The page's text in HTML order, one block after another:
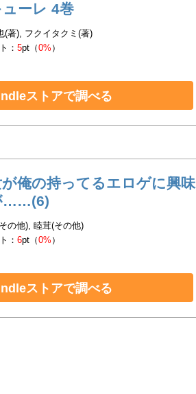
ーレ 4巻
(著), フクイタクミ(著)
：5pt（0% ）
ストアで調べる
俺の持ってるエロゲに興味
……(6)
の他), 睦茸(その他)
：6pt（0% ）
ストアで調べる